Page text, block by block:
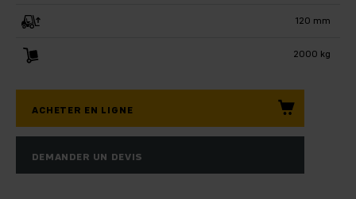
120 mm
2000 kg
ACHETER EN LIGNE
DEMANDER UN DEVIS